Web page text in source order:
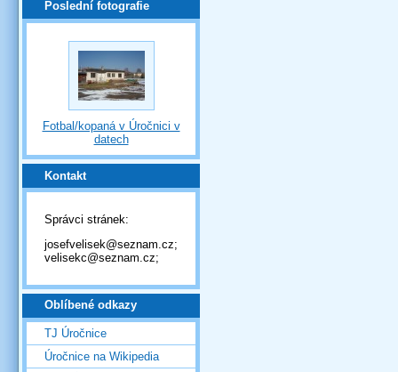
Poslední fotografie
Fotbal/kopaná v Úročnici v
datech
Kontakt
Správci stránek:
josefvelisek@seznam.cz;
velisekc@seznam.cz;
Oblíbené odkazy
TJ Úročnice
Úročnice na Wikipedia